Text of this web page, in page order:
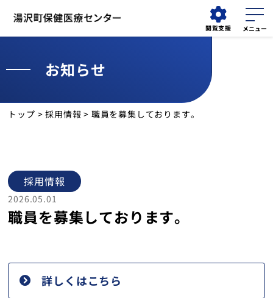
閲覧支援
外来
担当医表
診療科
診療部門
病児・病後児保育室
お知らせ
トップ >採用情報 > 職員を募集しております。
採用情報
2026.05.01
職員を募集しております。
詳しくはこちら